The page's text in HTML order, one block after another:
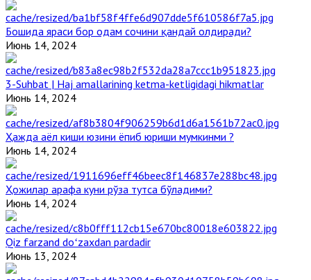
Бошида яраси бор одам сочини қандай олдиради?
Июнь 14, 2024
3-Suhbat | Haj amallarining ketma-ketligidagi hikmatlar
Июнь 14, 2024
Ҳажда аёл киши юзини ёпиб юриши мумкинми ?
Июнь 14, 2024
Ҳожилар арафа куни рўза тутса бўладими?
Июнь 14, 2024
Qiz farzand doʻzaxdan pardadir
Июнь 13, 2024